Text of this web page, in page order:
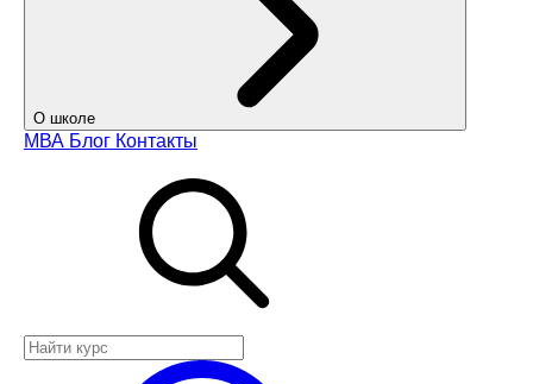
О школе
МВА Блог Контакты